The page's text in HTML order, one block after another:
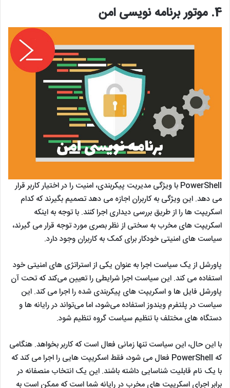
4. موتور برنامه نویسی امن
PowerShell با ویژگی مدیریت پیکربندی، امنیت را در اختیار کاربر قرار
می دهد. این ویژگی به کاربران اجازه می دهد تصمیم بگیرند که کدام
اسکریپت ها را از طریق بررسی دیداری اجرا کنند. با توجه به اینکه
اسکریپت های مخرب به سختی از نظر بصری مورد توجه قرار می گیرند،
سیاست های امنیتی خودکار برای کمک به کاربران وجود دارد.
پاورشل از یک سیاست اجرا به عنوان یکی از استراتژی های امنیتی خود
استفاده می کند. این سیاست اجرا شرایطی را تعیین می‌کند که تحت آن
پاورشل فایل‌ ها و اسکریپت‌ های پیکربندی شده را اجرا می‌ کند. این
سیاست در پلتفرم ویندوز استفاده می‌شود، اما می‌تواند در رایانه‌ ها و
دستگاه‌ های مختلف با تنظیم سیاست گروه تنظیم شود.
با این حال، این سیاست تنها زمانی فعال است که کاربر بخواهد. هنگامی
که PowerShell فعال می شود، فقط اسکریپت هایی را اجرا می کند که
با یک نام قابلیت شناسایی داشته باشند. این یک انتخاب منصفانه در
برابر اجرای اسکریپت های مخرب در رایانه شما است که ممکن است به